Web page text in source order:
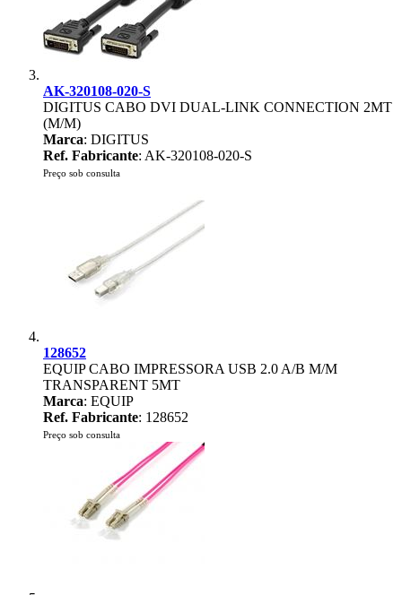
AK-320108-020-S
DIGITUS CABO DVI DUAL-LINK CONNECTION 2MT
(M/M)
Marca: DIGITUS
Ref. Fabricante: AK-320108-020-S
Preço sob consulta
128652
EQUIP CABO IMPRESSORA USB 2.0 A/B M/M
TRANSPARENT 5MT
Marca: EQUIP
Ref. Fabricante: 128652
Preço sob consulta